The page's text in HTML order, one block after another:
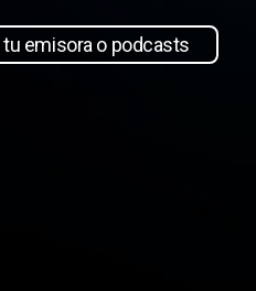
emisora o podcasts